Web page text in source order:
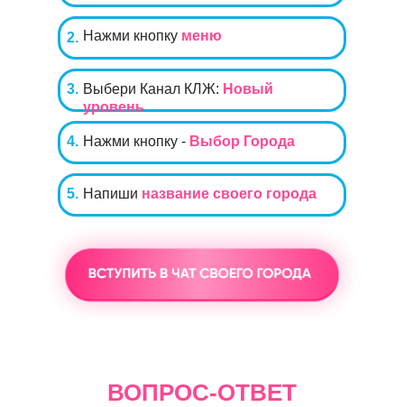
2. Нажми кнопку меню
3. Выбери Канал КЛЖ: Новый
уровень
4. Нажми кнопку - Выбор Города
5. Напиши название своего города
ВОПРОС-ОТВЕТ